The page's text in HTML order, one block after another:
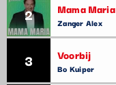
2 Mama Maria
Zanger Alex
3 Voorbij
Bo Kuiper